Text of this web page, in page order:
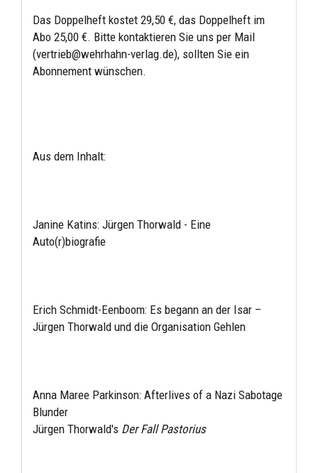
Das Doppelheft kostet 29,50 €, das Doppelheft im
Abo 25,00 €. Bitte kontaktieren Sie uns per Mail
(vertrieb@wehrhahn-verlag.de), sollten Sie ein
Abonnement wünschen.
Aus dem Inhalt:
Janine Katins: Jürgen Thorwald - Eine
Auto(r)biografie
Erich Schmidt-Eenboom: Es begann an der Isar –
Jürgen Thorwald und die Organisation Gehlen
Anna Maree Parkinson: Afterlives of a Nazi Sabotage
Blunder
Jürgen Thorwald's Der Fall Pastorius